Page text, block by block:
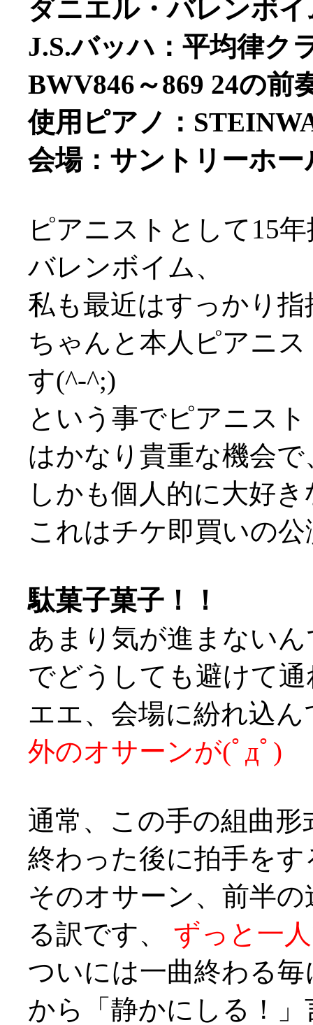
ダニエル・バレンボ
J.S.バッハ：平均律ク
BWV846～869 24の前
使用ピアノ：
会場：サントリーホー
ピアニストとして15
バレンボイム、
私も最近はすっかり
ちゃんと本人ピアニ
す(^-^;)
という事でピアニス
はかなり貴重な機会で
しかも個人的に大好
これはチケ即買いの
駄菓子菓子！！
あまり気が進まない
でどうしても避けて
エエ、会場に紛れ込
外のオサーンが(ﾟдﾟ)
通常、この手の組曲
終わった後に拍手を
そのオサーン、前半
る訳です、 ずっと一
ついには一曲終わる
から「静かにしる！」